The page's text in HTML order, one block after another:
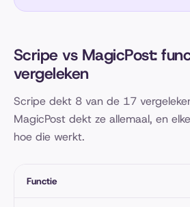
Scripe vs MagicPost:
vergeleken
Scripe dekt 8 van de 17
MagicPost dekt ze allemaal, en
hoe die werkt.
Functie